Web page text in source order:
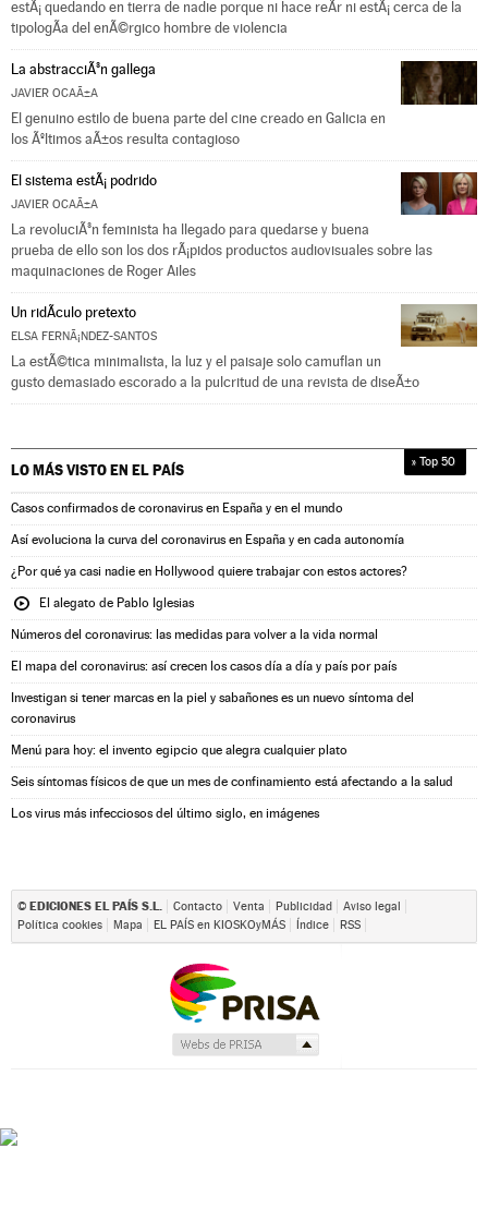
estÃ¡ quedando en tierra de nadie porque ni hace reÃ­r ni estÃ¡ cerca de la
tipologÃ­a del enÃ©rgico hombre de violencia
La abstracciÃ³n gallega
JAVIER OCAÃ±A
El genuino estilo de buena parte del cine creado en Galicia en
los Ãºltimos aÃ±os resulta contagioso
El sistema estÃ¡ podrido
JAVIER OCAÃ±A
La revoluciÃ³n feminista ha llegado para quedarse y buena
prueba de ello son los dos rÃ¡pidos productos audiovisuales sobre las
maquinaciones de Roger Ailes
Un ridÃ­culo pretexto
ELSA FERNÃ¡NDEZ-SANTOS
La estÃ©tica minimalista, la luz y el paisaje solo camuflan un
gusto demasiado escorado a la pulcritud de una revista de diseÃ±o
LO MÁS VISTO EN EL PAÍS » Top 50
Casos confirmados de coronavirus en España y en el mundo
Así evoluciona la curva del coronavirus en España y en cada autonomía
¿Por qué ya casi nadie en Hollywood quiere trabajar con estos actores?
El alegato de Pablo Iglesias
Números del coronavirus: las medidas para volver a la vida normal
El mapa del coronavirus: así crecen los casos día a día y país por país
Investigan si tener marcas en la piel y sabañones es un nuevo síntoma del
coronavirus
Menú para hoy: el invento egipcio que alegra cualquier plato
Seis síntomas físicos de que un mes de confinamiento está afectando a la salud
Los virus más infecciosos del último siglo, en imágenes
© EDICIONES EL PAÍS S.L. Contacto Venta Publicidad
Aviso legal
Política cookies
Mapa EL PAÍS en KIOSKOyMÁS Índice RSS